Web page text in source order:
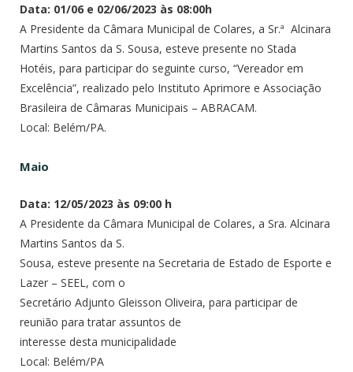
Data: 01/06 e 02/06/2023 às 08:00h
A Presidente da Câmara Municipal de Colares, a Sr.ª Alcinara
Martins Santos da S. Sousa, esteve presente no Stada
Hotéis, para participar do seguinte curso, “Vereador em
Excelência”, realizado pelo Instituto Aprimore e Associação
Brasileira de Câmaras Municipais – ABRACAM.
Local: Belém/PA.
Maio
Data: 12/05/2023 às 09:00 h
A Presidente da Câmara Municipal de Colares, a Sra. Alcinara
Martins Santos da S.
Sousa, esteve presente na Secretaria de Estado de Esporte e
Lazer – SEEL, com o
Secretário Adjunto Gleisson Oliveira, para participar de
reunião para tratar assuntos de
interesse desta municipalidade
Local: Belém/PA